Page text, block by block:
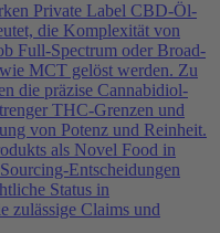
Private Label CBD-Öl-
die Komplexität von
Full-Spectrum oder Broad-
MCT gelöst werden. Zu
die präzise Cannabidiol-
THC-Grenzen und
von Potenz und Reinheit.
als Novel Food in
Entscheidungen
Status in
zulässige Claims und